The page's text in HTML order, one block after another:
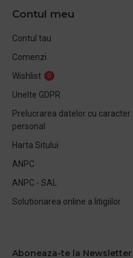
Contul meu
Contul tau
Comenzi
Wishlist
0
Unelte GDPR
Prelucrarea datelor cu caracter
personal
Harta Sitului
ANPC
ANPC - SAL
Solutionarea online a litigiilor
Aboneaza-te la Newsletter